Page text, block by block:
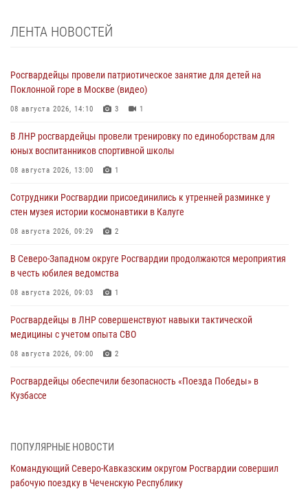
ЛЕНТА НОВОСТЕЙ
Росгвардейцы провели патриотическое занятие для детей на
Поклонной горе в Москве (видео)
08 августа 2026, 14:10 3 1
В ЛНР росгвардейцы провели тренировку по единоборствам для
юных воспитанников спортивной школы
08 августа 2026, 13:00 1
Сотрудники Росгвардии присоединились к утренней разминке у
стен музея истории космонавтики в Калуге
08 августа 2026, 09:29 2
В Северо-Западном округе Росгвардии продолжаются мероприятия
в честь юбилея ведомства
08 августа 2026, 09:03 1
Росгвардейцы в ЛНР совершенствуют навыки тактической
медицины с учетом опыта СВО
08 августа 2026, 09:00 2
Росгвардейцы обеспечили безопасность «Поезда Победы» в
Кузбассе
В Кабардино-Балкарии сотрудники Росгвардии провели турнир по
08 августа 2026, 07:00
ПОПУЛЯРНЫЕ НОВОСТИ
Командующий Северо-Кавказским округом Росгвардии совершил
рабочую поездку в Чеченскую Республику